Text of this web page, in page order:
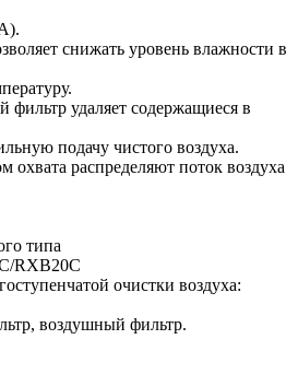
снижать уровень влажности в
удаляет содержащиеся в
подачу чистого воздуха.
распределяют поток воздуха
типа
RXB20C
очистки воздуха:
воздушный фильтр.